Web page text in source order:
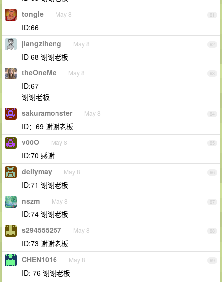
61
tongle May 8
ID:66
62
jiangziheng May 8
ID 68 谢谢老板
63
theOneMe May 8
ID:67
谢谢老板
64
sakuramonster May 8
ID：69 谢谢老板
65
v00O May 8
ID:70 感谢
66
dellymay May 8
ID:71 谢谢老板
67
nszm May 8
ID:74 谢谢老板
68
s294555257 May 8
ID:73 谢谢老板
69
CHEN1016 May 8
ID: 76 谢谢老板